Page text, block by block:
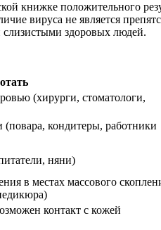
книжке положительного
вируса не является
здоровых людей.
(хирурги, стоматологи,
(повара, кондитеры, работники
няни)
в местах массового
контакт с кожей